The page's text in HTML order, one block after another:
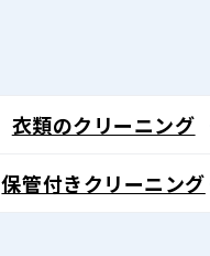
衣類のクリーニング
保管付きクリーニング